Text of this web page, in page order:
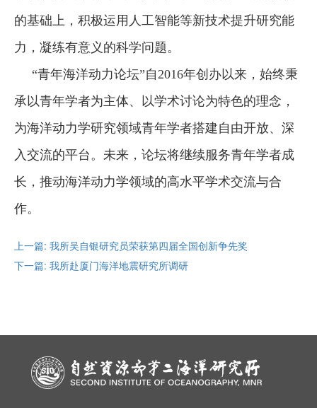
的基础上，积极运用人工智能等新技术提升研究能
力，凝练有意义的科学问题。
“青年海洋动力论坛”自2016年创办以来，始终秉
承以青年学者为主体、以学术讨论为特色的理念，
为海洋动力学研究领域青年学者搭建自由开放、深
入交流的平台。未来，论坛将继续服务青年学者成
长，推动海洋动力学领域的高水平学术交流与合
作。
上一篇: 我所吴自银研究员荣获第四届全国创新争先奖
下一篇: 我所赴厦门海洋地震研究所调研